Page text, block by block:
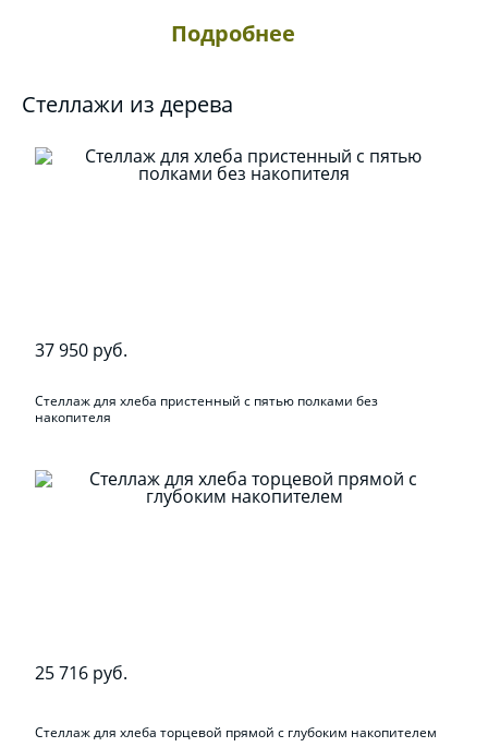
Подробнее
Стеллажи из дерева
37 950 руб.
Стеллаж для хлеба пристенный с пятью полками без
накопителя
25 716 руб.
Стеллаж для хлеба торцевой прямой с глубоким накопителем